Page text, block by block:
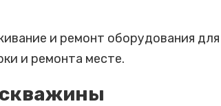
и ремонт оборудования
и ремонта месте.
скважины